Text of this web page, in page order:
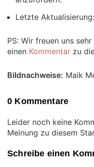
Letzte
PS: Wir freuen uns
einen Kommentar zu
Bildnachweise: Maik
0 Kommentare
Leider noch keine
Meinung zu diesem
Schreibe einen